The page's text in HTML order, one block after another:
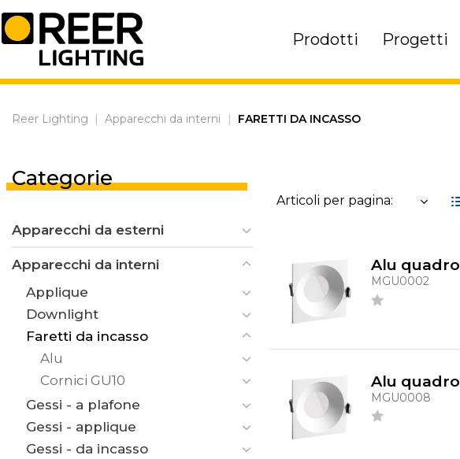
Skip
to
content
Prodotti Progetti
Reer Lighting Apparecchi da interni FARETTI DA INCASSO
Categorie
Apparecchi da esterni
Apparecchi da interni
Applique
Downlight
Faretti da incasso
Alu
Cornici GU10
Gessi - a plafone
Gessi - applique
Gessi - da incasso
Articoli per pagina:
Alu quadro
MGU0002
Alu quadro
MGU0008